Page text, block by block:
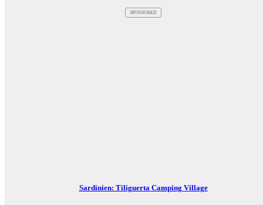
SPONSORED
Sardinien: Tiliguerta Camping Village